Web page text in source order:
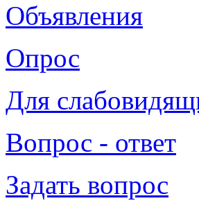
Объявления
Опрос
Для
Вопрос - ответ
Задать вопрос